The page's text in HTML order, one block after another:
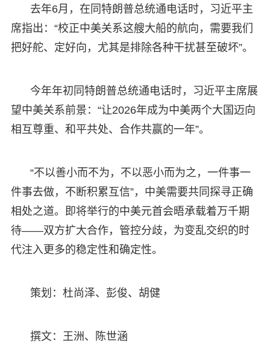
去年6月，在同特朗普总统通电话时，习近平主
席指出：“校正中美关系这艘大船的航向，需要我们
把好舵、定好向，尤其是排除各种干扰甚至破坏”。
今年年初同特朗普总统通电话时，习近平主席展
望中美关系前景：“让2026年成为中美两个大国迈向
相互尊重、和平共处、合作共赢的一年”。
“不以善小而不为，不以恶小而为之，一件事一
件事去做，不断积累互信”，中美需要共同探寻正确
相处之道。即将举行的中美元首会晤承载着万千期
待——双方扩大合作，管控分歧，为变乱交织的时
代注入更多的稳定性和确定性。
策划：杜尚泽、彭俊、胡健
撰文：王洲、陈世涵